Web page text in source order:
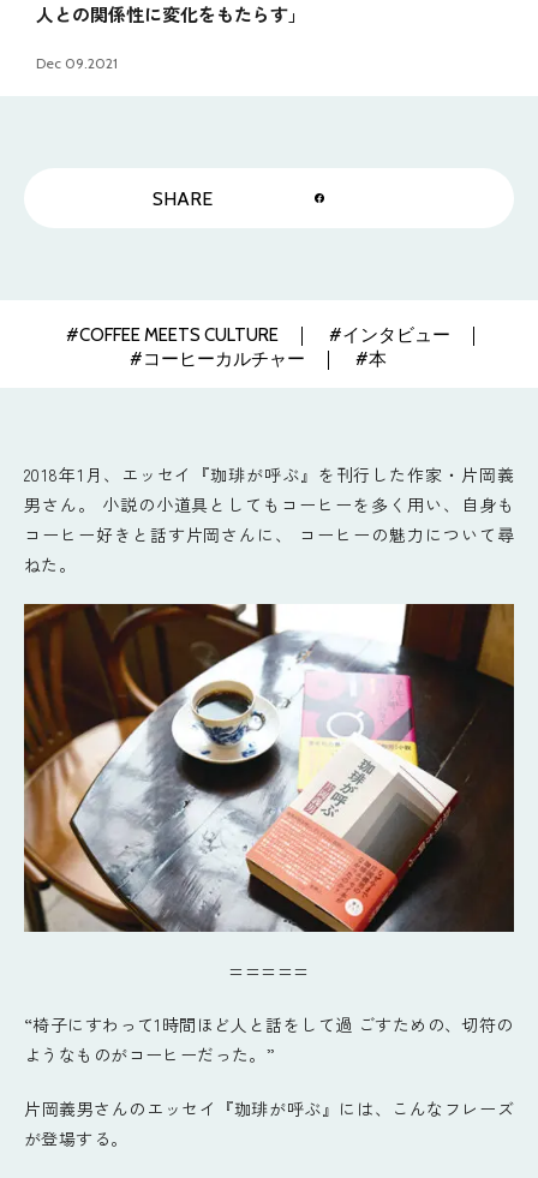
人との関係性に変化をもたらす」
Dec 09.2021
SHARE
#COFFEE MEETS CULTURE
#インタビュー
#コーヒーカルチャー
#本
2018年1月、エッセイ『珈琲が呼ぶ』を刊行した作家・片岡義
男さん。 小説の小道具としてもコーヒーを多く用い、自身も
コーヒー好きと話す片岡さんに、 コーヒーの魅力について尋
ねた。
=====
“椅子にすわって1時間ほど人と話をして過 ごすための、切符の
ようなものがコーヒーだった。”
片岡義男さんのエッセイ『珈琲が呼ぶ』には、こんなフレーズ
が登場する。